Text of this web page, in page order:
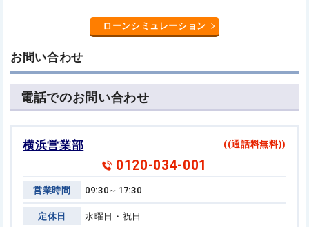
ローンシミュレーション
お問い合わせ
電話でのお問い合わせ
横浜営業部 ((通話料無料))
0120-034-001
営業時間 09:30～17:30
定休日 水曜日・祝日